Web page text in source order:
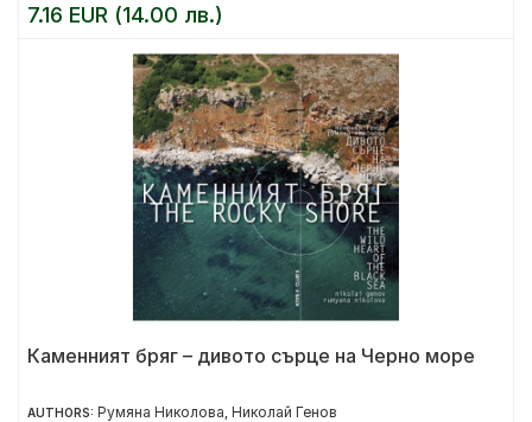
7.16 EUR (14.00 лв.)
Каменният бряг – дивото сърце на Черно море
AUTHORS: Румяна Николова Николай Генов